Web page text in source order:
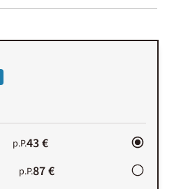
p.P.43 €
p.P.87 €